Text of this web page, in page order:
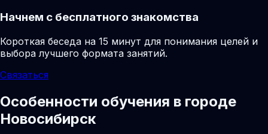
Начнем с бесплатного знакомства
Короткая беседа на 15 минут для понимания целей и
выбора лучшего формата занятий.
Связаться
Особенности обучения в городе
Новосибирск